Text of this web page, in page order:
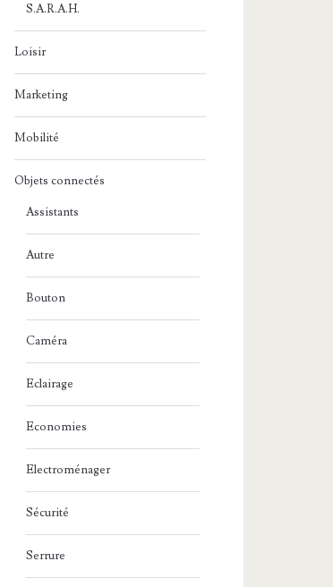
S.A.R.A.H.
Loisir
Marketing
Mobilité
Objets connectés
Assistants
Autre
Bouton
Caméra
Eclairage
Economies
Electroménager
Sécurité
Serrure